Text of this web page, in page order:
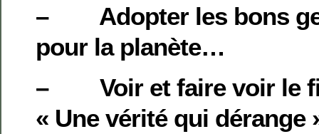
– Adopter les bons
pour la planète…
– Voir et faire voir le
« Une vérité qui dérange